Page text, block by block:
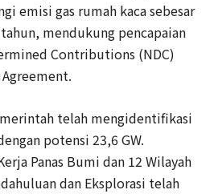
emisi gas rumah kaca sebesar
mendukung pencapaian
Contributions (NDC)
telah mengidentifikasi
potensi 23,6 GW.
Panas Bumi dan 12 Wilayah
dan Eksplorasi telah